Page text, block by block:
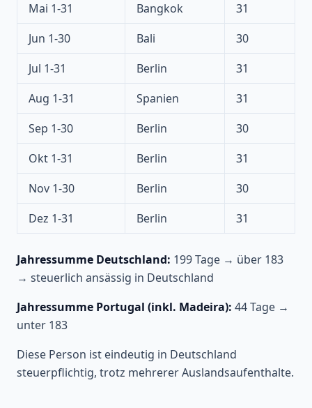
Mai 1-31
Bangkok
31
Jun 1-30
Bali
30
Jul 1-31
Berlin
31
Aug 1-31
Spanien
31
Sep 1-30
Berlin
30
Okt 1-31
Berlin
31
Nov 1-30
Berlin
30
Dez 1-31
Berlin 31
Jahressumme Deutschland: 199 Tage → über 183
→ steuerlich ansässig in Deutschland
Jahressumme Portugal (inkl. Madeira): 44 Tage →
unter 183
Diese Person ist eindeutig in Deutschland
steuerpflichtig, trotz mehrerer Auslandsaufenthalte.